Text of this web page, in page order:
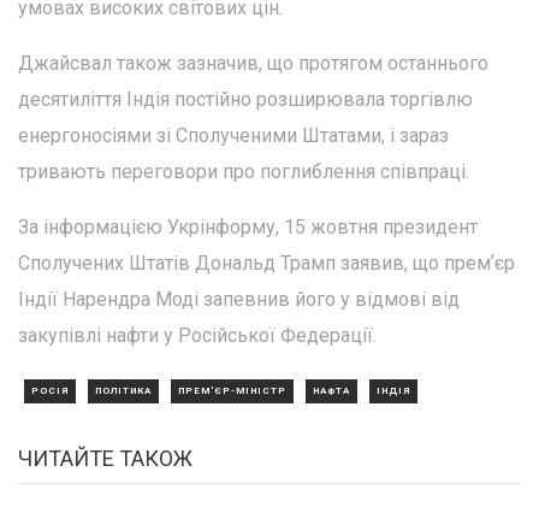
умовах високих світових цін.
Джайсвал також зазначив, що протягом останнього
десятиліття Індія постійно розширювала торгівлю
енергоносіями зі Сполученими Штатами, і зараз
тривають переговори про поглиблення співпраці.
За інформацією Укрінформу, 15 жовтня президент
Сполучених Штатів Дональд Трамп заявив, що премʼєр
Індії Нарендра Моді запевнив його у відмові від
закупівлі нафти у Російської Федерації.
РОСІЯ ПОЛІТИКА ПРЕМ'ЄР-МІНІСТР НАФТА ІНДІЯ
ЧИТАЙТЕ ТАКОЖ